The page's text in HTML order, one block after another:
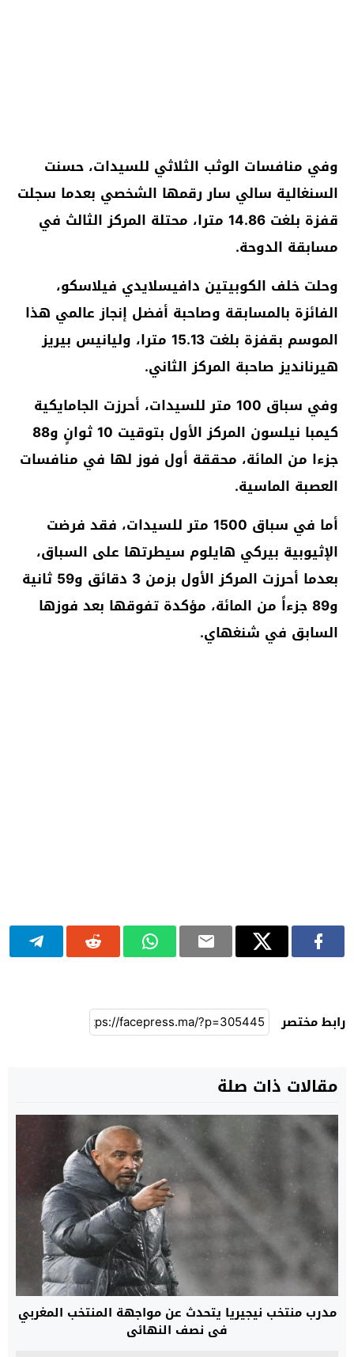
وفي منافسات الوثب الثلاثي للسيدات، حسنت
السنغالية سالي سار رقمها الشخصي بعدما سجلت
قفزة بلغت 14.86 مترا، محتلة المركز الثالث في
مسابقة الدوحة.
وحلت خلف الكوبيتين دافيسلايدي فيلاسكو،
الفائزة بالمسابقة وصاحبة أفضل إنجاز عالمي هذا
الموسم بقفزة بلغت 15.13 مترا، وليانيس بيريز
هيرنانديز صاحبة المركز الثاني.
وفي سباق 100 متر للسيدات، أحرزت الجامايكية
كيمبا نيلسون المركز الأول بتوقيت 10 ثوانٍ و88
جزءا من المائة، محققة أول فوز لها في منافسات
العصبة الماسية.
أما في سباق 1500 متر للسيدات، فقد فرضت
الإثيوبية بيركي هايلوم سيطرتها على السباق،
بعدما أحرزت المركز الأول بزمن 3 دقائق و59 ثانية
و89 جزءاً من المائة، مؤكدة تفوقها بعد فوزها
السابق في شنغهاي.
رابط مختصر
مقالات ذات صلة
مدرب منتخب نيجيريا يتحدث عن مواجهة المنتخب المغربي
في نصف النهائي